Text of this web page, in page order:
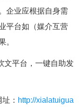
企业应根据自身需
平台如（媒介互营
。
文平台，一键自助发
： http://xialatuigua